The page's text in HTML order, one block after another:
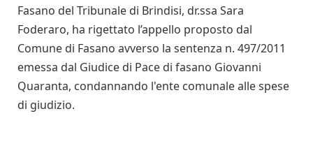
Fasano del Tribunale di Brindisi, dr.ssa Sara
Foderaro, ha rigettato l’appello proposto dal
Comune di Fasano avverso la sentenza n. 497/2011
emessa dal Giudice di Pace di fasano Giovanni
Quaranta, condannando l'ente comunale alle spese
di giudizio.